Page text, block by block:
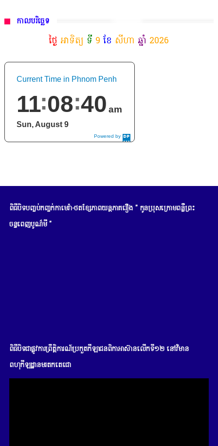
កាលបរិច្ឆេទ
ថ្ងៃ អាទិត្យ ទី 9 ខែ សីហា ឆ្នាំ 2026
Powered by
DaysPedia.c
Current Time in Phnom Penh
11 08 42 am
Sun, August 9
ពិធីបិទបញ្ចប់កញ្ចក់កាមេរ៉ា-ថតខ្សែភាពយន្តភាគរឿង " កូនប្រុសក្រោមពន្លឺព្រះ
ចន្ទពេញបូណ៌មី "
ពិធីបិទជាផ្លូវការព្រឹត្តិការណ៍ប្រកួតកីឡាជនពិកាអាស៊ានលើកទី១២ នៅវិមាន
ពហុកីឡដ្ឋានមរតកតេជោ